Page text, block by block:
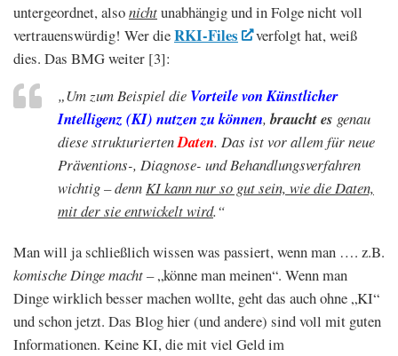
untergeordnet, alsonichtunabhängig und in Folge nicht voll
vertrauenswürdig! Wer dieRKI-Files
verfolgt hat, weiß
dies. Das BMG weiter [3]:
„Um zum Beispiel die Vorteile von Künstlicher
Intelligenz (KI) nutzen zu können,brauchtes genau
diese strukturiertenDaten. Das ist vor allem für neue
Präventions-, Diagnose- und Behandlungsverfahren
wichtig – dennKI kann nur so gut sein, wie die Daten,
mit der sie entwickelt wird.“
Man will ja schließlich wissen was passiert, wenn man …. z.B.
komische Dinge macht –„könne man meinen“. Wenn man
Dinge wirklich besser machen wollte, geht das auch ohne „KI“
und schon jetzt. Das Blog hier (und andere) sind voll mit guten
Informationen. Keine KI, die mit viel Geld im